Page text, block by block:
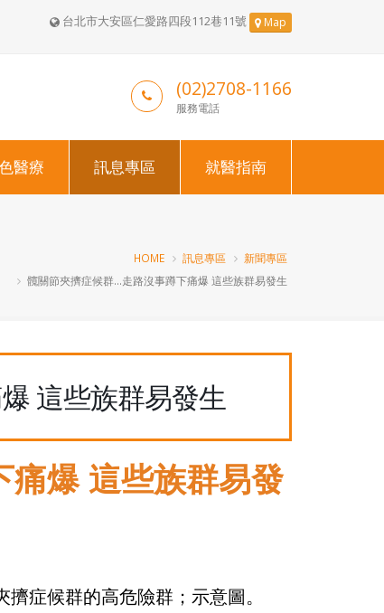
台北市大安區仁愛路四段112巷11號 Map
(02)2708-1166
服務電話
醫療 訊息專區 就醫指南
HOME 訊息專區
新聞專區
髖關節夾擠症候群…走路沒事蹲下痛爆 這些族群易發生
這些族群易發生
爆 這些族群易發